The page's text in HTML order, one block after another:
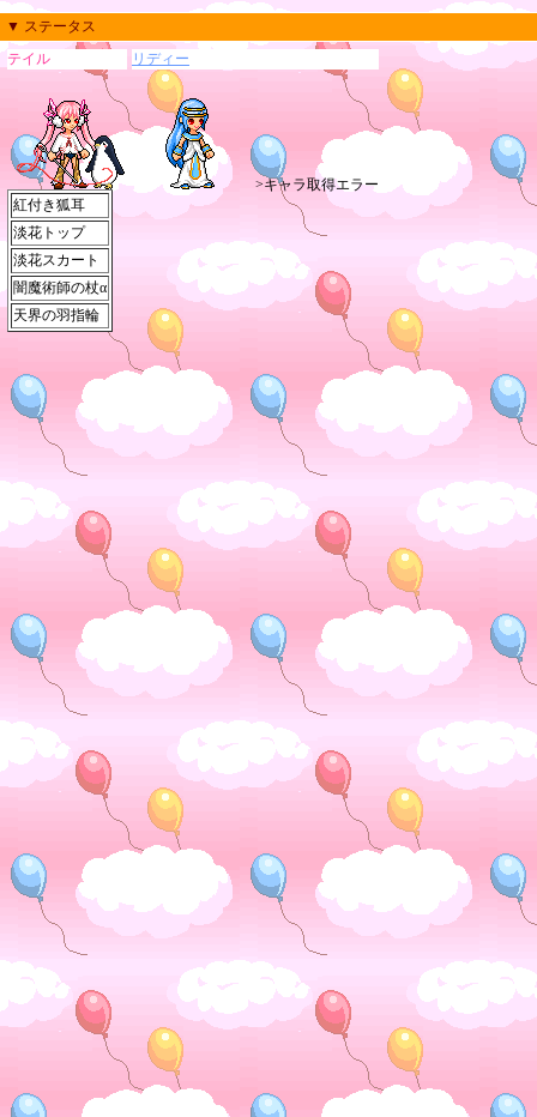
▼ ステータス
テイル
紅付き狐耳
淡花トップ
淡花スカート
闇魔術師の杖α
天界の羽指輪
リディー
>キャラ取得エラー